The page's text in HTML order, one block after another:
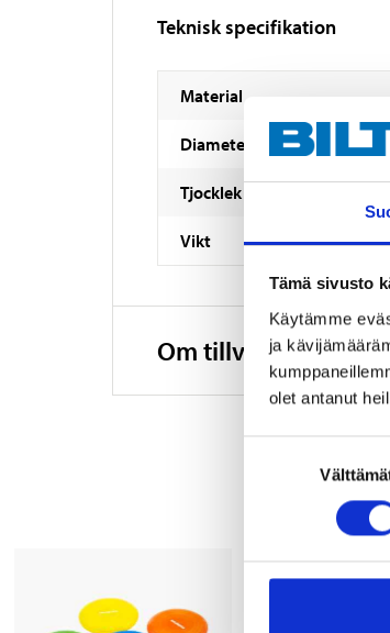
Tämä sivusto
Käytämme
ja
olet antanut
Teknisk specifikation
Material
Diameter
Tjocklek
Vikt
Om tillverkaren